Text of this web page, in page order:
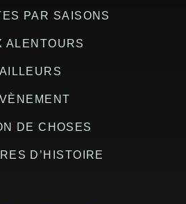
PAR SAISONS
ALENTOURS
AILLEURS
DE CHOSES
D’HISTOIRE